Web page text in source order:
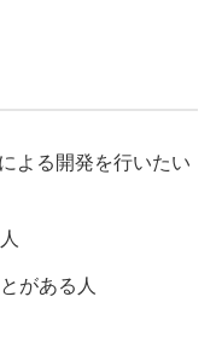
よる開発を行いたい
がある人